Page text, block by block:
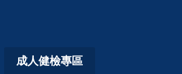
成人健檢專區